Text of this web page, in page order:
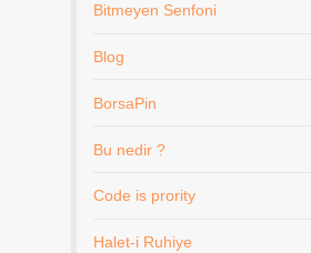
Bitmeyen Senfoni
Blog
BorsaPin
Bu nedir ?
Code is prority
Halet-i Ruhiye